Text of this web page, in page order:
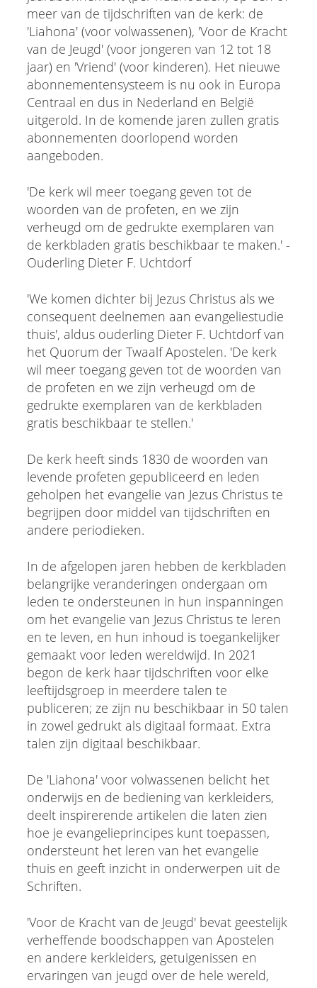
meer van de tijdschriften van de kerk: de
'Liahona' (voor volwassenen), 'Voor de Kracht
van de Jeugd' (voor jongeren van 12 tot 18
jaar) en 'Vriend' (voor kinderen). Het nieuwe
abonnementensysteem is nu ook in Europa
Centraal en dus in Nederland en België
uitgerold. In de komende jaren zullen gratis
abonnementen doorlopend worden
aangeboden.
'De kerk wil meer toegang geven tot de
woorden van de profeten, en we zijn
verheugd om de gedrukte exemplaren van
de kerkbladen gratis beschikbaar te maken.' -
Ouderling Dieter F. Uchtdorf
'We komen dichter bij Jezus Christus als we
consequent deelnemen aan evangeliestudie
thuis', aldus ouderling Dieter F. Uchtdorf van
het Quorum der Twaalf Apostelen. 'De kerk
wil meer toegang geven tot de woorden van
de profeten en we zijn verheugd om de
gedrukte exemplaren van de kerkbladen
gratis beschikbaar te stellen.'
De kerk heeft sinds 1830 de woorden van
levende profeten gepubliceerd en leden
geholpen het evangelie van Jezus Christus te
begrijpen door middel van tijdschriften en
andere periodieken.
In de afgelopen jaren hebben de kerkbladen
belangrijke veranderingen ondergaan om
leden te ondersteunen in hun inspanningen
om het evangelie van Jezus Christus te leren
en te leven, en hun inhoud is toegankelijker
gemaakt voor leden wereldwijd. In 2021
begon de kerk haar tijdschriften voor elke
leeftijdsgroep in meerdere talen te
publiceren; ze zijn nu beschikbaar in 50 talen
in zowel gedrukt als digitaal formaat. Extra
talen zijn digitaal beschikbaar.
De 'Liahona' voor volwassenen belicht het
onderwijs en de bediening van kerkleiders,
deelt inspirerende artikelen die laten zien
hoe je evangelieprincipes kunt toepassen,
ondersteunt het leren van het evangelie
thuis en geeft inzicht in onderwerpen uit de
Schriften.
'Voor de Kracht van de Jeugd' bevat geestelijk
verheffende boodschappen van Apostelen
en andere kerkleiders, getuigenissen en
ervaringen van jeugd over de hele wereld,